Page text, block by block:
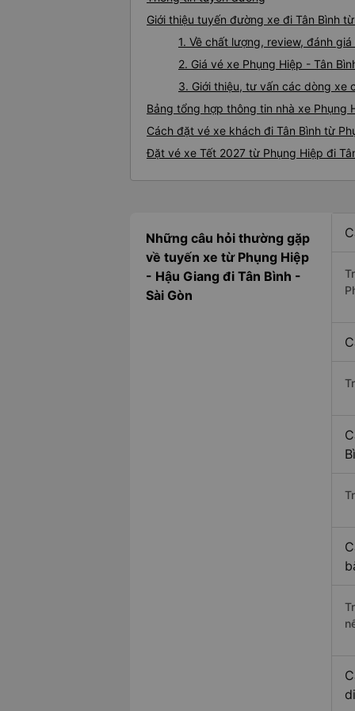
Giới thiệu tuyến đường xe đi Tân Bình
1. Về chất lượng, review, đánh
2. Giá vé xe Phụng Hiệp - Tân
3. Giới thiệu, tư vấn các dòng xe
Bảng tổng hợp thông tin nhà xe Phụng
Cách đặt vé xe khách đi Tân Bình từ
Đặt vé xe Tết 2027 từ Phụng Hiệp đi
Những câu hỏi thường gặp
về tuyến xe từ Phụng Hiệp
- Hậu Giang đi Tân Bình -
Sài Gòn